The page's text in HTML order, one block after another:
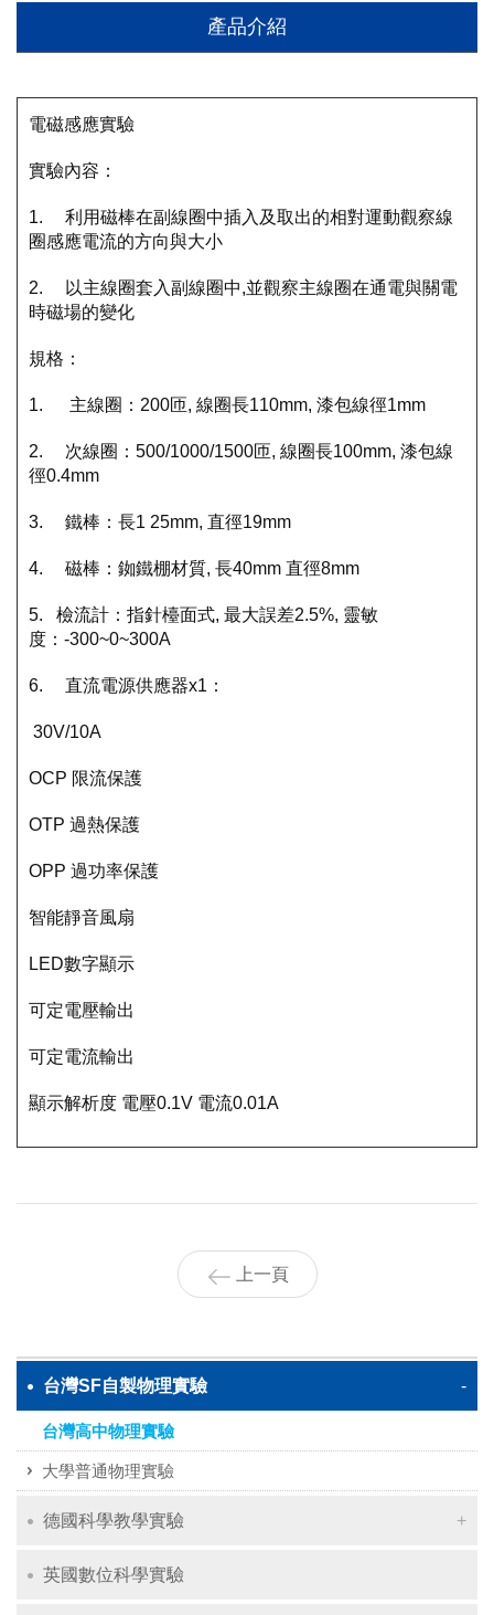
產品介紹
電磁感應實驗
實驗內容：
1. 利用磁棒在副線圈中插入及取出的相對運動觀察線
圈感應電流的方向與大小
2. 以主線圈套入副線圈中,並觀察主線圈在通電與關電
時磁場的變化
規格：
1. 主線圈：200匝, 線圈長110mm, 漆包線徑1mm
2. 次線圈：500/1000/1500匝, 線圈長100mm, 漆包線
徑0.4mm
3. 鐵棒：長1 25mm, 直徑19mm
4. 磁棒：銣鐵棚材質, 長40mm 直徑8mm
5. 檢流計：指針檯面式, 最大誤差2.5%, 靈敏
度：-300~0~300A
6. 直流電源供應器x1：
30V/10A
OCP 限流保護
OTP 過熱保護
OPP 過功率保護
智能靜音風扇
LED數字顯示
可定電壓輸出
可定電流輸出
顯示解析度 電壓0.1V 電流0.01A
上一頁
台灣SF自製物理實驗
台灣高中物理實驗
大學普通物理實驗
德國科學教學實驗
英國數位科學實驗